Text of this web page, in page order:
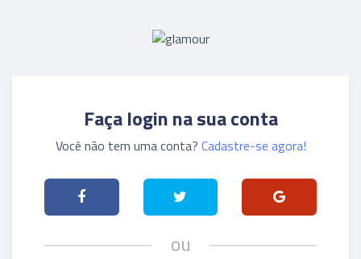
Faça login na sua conta
Você não tem uma conta? Cadastre-se agora!
ou